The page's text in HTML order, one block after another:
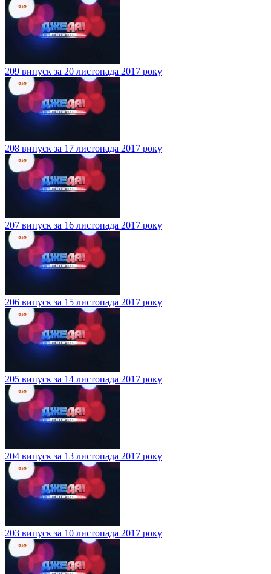
209 випуск за 20 листопада 2017 року
208 випуск за 17 листопада 2017 року
207 випуск за 16 листопада 2017 року
206 випуск за 15 листопада 2017 року
205 випуск за 14 листопада 2017 року
204 випуск за 13 листопада 2017 року
203 випуск за 10 листопада 2017 року